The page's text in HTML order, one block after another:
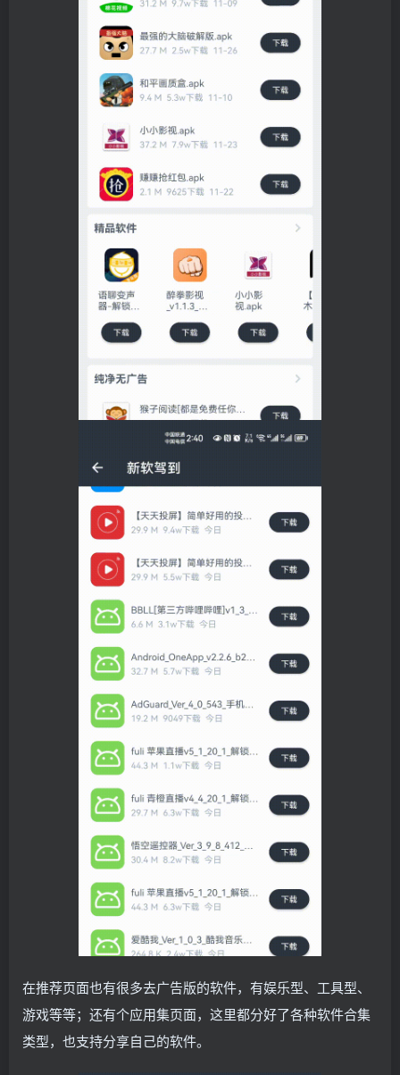
在推荐页面也有很多去广告版的软件，有娱乐型、工具型、
游戏等等；还有个应用集页面，这里都分好了各种软件合集
类型，也支持分享自己的软件。